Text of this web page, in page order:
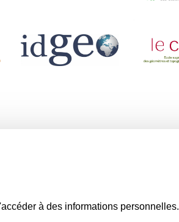
à des informations personnelles.